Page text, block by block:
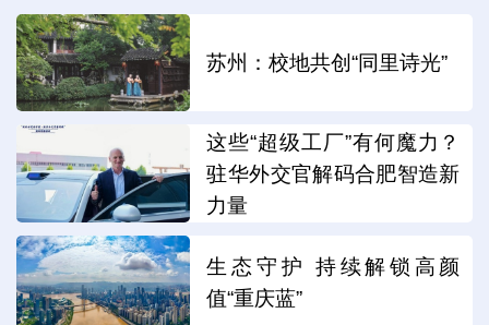
苏州：校地共创“同里诗光”
这些“超级工厂”有何魔力？
驻华外交官解码合肥智造新
力量
生态守护 持续解锁高颜
值“重庆蓝”